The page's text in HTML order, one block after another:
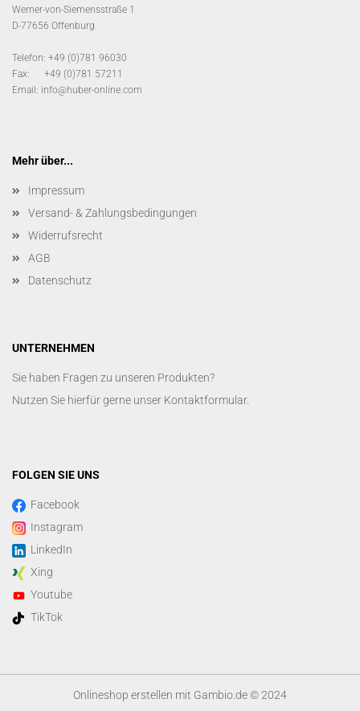
Werner-von-Siemensstraße 1
D-77656 Offenburg
Telefon: +49 (0)781 96030
Fax: +49 (0)781 57211
Email: info@huber-online.com
Mehr über...
Impressum
Versand- & Zahlungsbedingungen
Widerrufsrecht
AGB
Datenschutz
UNTERNEHMEN
Sie haben Fragen zu unseren Produkten?
Nutzen Sie hierfür gerne unser Kontaktformular.
FOLGEN SIE UNS
Facebook
Instagram
LinkedIn
Xing
Youtube
TikTok
Onlineshop erstellen mit Gambio.de © 2024